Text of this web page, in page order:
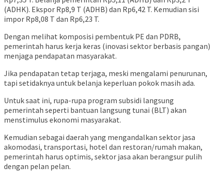
(ADHK). Ekspor Rp8,9 T (ADHB) dan Rp6,42 T. Kemudian sisi
impor Rp8,08 T dan Rp6,23 T.
Dengan melihat komposisi pembentuk PE dan PDRB,
pemerintah harus kerja keras (inovasi sektor berbasis pangan)
menjaga pendapatan masyarakat.
Jika pendapatan tetap terjaga, meski mengalami penurunan,
tapi setidaknya untuk belanja keperluan pokok masih ada.
Untuk saat ini, rupa-rupa program subsidi langsung
pemerintah seperti bantuan langsung tunai (BLT) akan
menstimulus ekonomi masyarakat.
Kemudian sebagai daerah yang mengandalkan sektor jasa
akomodasi, transportasi, hotel dan restoran/rumah makan,
pemerintah harus optimis, sektor jasa akan berangsur pulih
dengan pelan pelan.